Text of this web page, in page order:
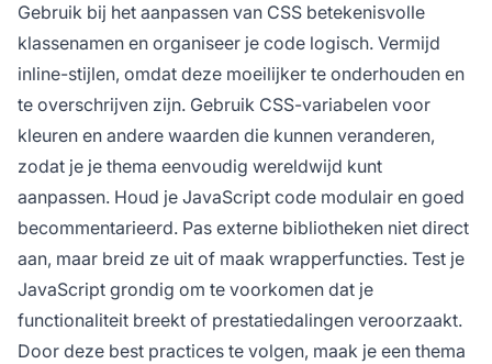
Gebruik bij het aanpassen van CSS betekenisvolle
klassenamen en organiseer je code logisch. Vermijd
inline-stijlen, omdat deze moeilijker te onderhouden en
te overschrijven zijn. Gebruik CSS-variabelen voor
kleuren en andere waarden die kunnen veranderen,
zodat je je thema eenvoudig wereldwijd kunt
aanpassen. Houd je JavaScript code modulair en goed
becommentarieerd. Pas externe bibliotheken niet direct
aan, maar breid ze uit of maak wrapperfuncties. Test je
JavaScript grondig om te voorkomen dat je
functionaliteit breekt of prestatiedalingen veroorzaakt.
Door deze best practices te volgen, maak je een thema